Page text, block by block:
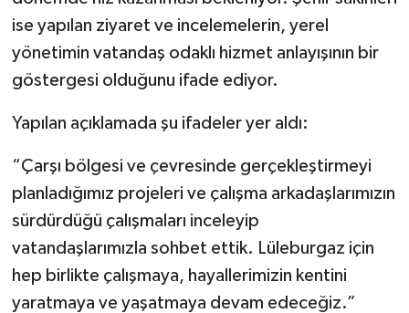
ise yapılan ziyaret ve incelemelerin, yerel
yönetimin vatandaş odaklı hizmet anlayışının bir
göstergesi olduğunu ifade ediyor.
Yapılan açıklamada şu ifadeler yer aldı:
“Çarşı bölgesi ve çevresinde gerçekleştirmeyi
planladığımız projeleri ve çalışma arkadaşlarımızın
sürdürdüğü çalışmaları inceleyip
vatandaşlarımızla sohbet ettik. Lüleburgaz için
hep birlikte çalışmaya, hayallerimizin kentini
yaratmaya ve yaşatmaya devam edeceğiz.”